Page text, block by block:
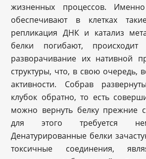
жизненных процессов.
обеспечивают в клетках
репликация ДНК и катализ
белки погибают, происходит
разворачивание их нативной
структуры, что, в свою очередь,
активности. Собрав
клубок обратно, то есть
можно вернуть белку прежние
для этого требуется
Денатурированные белки
токсичные соединения,